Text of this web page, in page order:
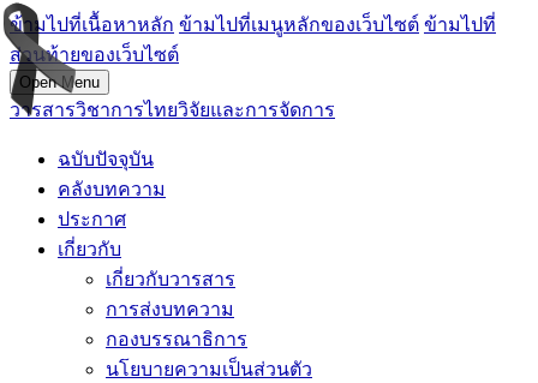
ข้ามไปที่เนื้อหาหลัก ข้ามไปที่เมนูหลักของเว็บไซต์ ข้ามไปที่
ส่วนท้ายของเว็บไซต์
Open Menu
วารสารวิชาการไทยวิจัยและการจัดการ
ฉบับปัจจุบัน
คลังบทความ
ประกาศ
เกี่ยวกับ
เกี่ยวกับวารสาร
การส่งบทความ
กองบรรณาธิการ
นโยบายความเป็นส่วนตัว